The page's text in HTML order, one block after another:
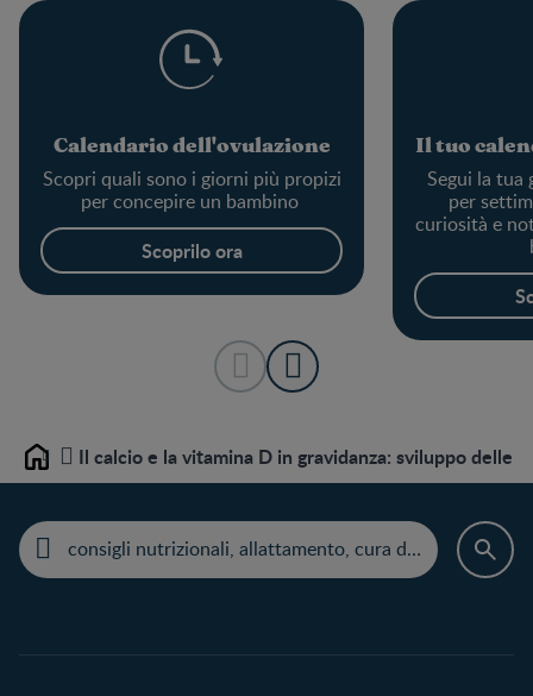
Calendario dell'ovulazione
Scopri quali sono i giorni più propizi
per concepire un bambino
Scoprilo ora
Il tuo
Segui la tua
per
curiosità e
Home Il calcio e la vitamina D in gravidanza: sviluppo delle